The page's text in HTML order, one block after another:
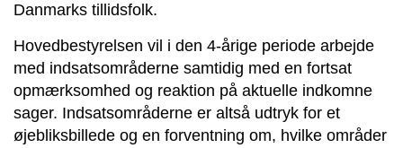
Danmarks tillidsfolk.
Hovedbestyrelsen vil i den 4-årige periode arbejde
med indsatsområderne samtidig med en fortsat
opmærksomhed og reaktion på aktuelle indkomne
sager. Indsatsområderne er altså udtryk for et
øjebliksbillede og en forventning om, hvilke områder